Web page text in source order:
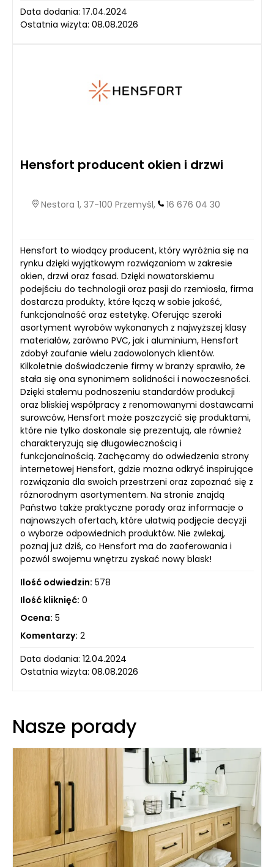
Data dodania: 17.04.2024
Ostatnia wizyta: 08.08.2026
Hensfort producent okien i drzwi
Nestora 1, 37-100 Przemyśl, 16 676 04 30
Hensfort to wiodący producent, który wyróżnia się na
rynku dzięki wyjątkowym rozwiązaniom w zakresie
okien, drzwi oraz fasad. Dzięki nowatorskiemu
podejściu do technologii oraz pasji do rzemiosła, firma
dostarcza produkty, które łączą w sobie jakość,
funkcjonalność oraz estetykę. Oferując szeroki
asortyment wyrobów wykonanych z najwyższej klasy
materiałów, zarówno PVC, jak i aluminium, Hensfort
zdobył zaufanie wielu zadowolonych klientów.
Kilkoletnie doświadczenie firmy w branży sprawiło, że
stała się ona synonimem solidności i nowoczesności.
Dzięki stałemu podnoszeniu standardów produkcji
oraz bliskiej współpracy z renomowanymi dostawcami
surowców, Hensfort może poszczycić się produktami,
które nie tylko doskonale się prezentują, ale również
charakteryzują się długowiecznością i
funkcjonalnością. Zachęcamy do odwiedzenia strony
internetowej Hensfort, gdzie można odkryć inspirujące
rozwiązania dla swoich przestrzeni oraz zapoznać się z
różnorodnym asortymentem. Na stronie znajdą
Państwo także praktyczne porady oraz informacje o
najnowszych ofertach, które ułatwią podjęcie decyzji
o wyborze odpowiednich produktów. Nie zwlekaj,
poznaj już dziś, co Hensfort ma do zaoferowania i
pozwól swojemu wnętrzu zyskać nowy blask!
Ilość odwiedzin: 578
Ilość kliknięć: 0
Ocena: 5
Komentarzy: 2
Data dodania: 12.04.2024
Ostatnia wizyta: 08.08.2026
Nasze porady